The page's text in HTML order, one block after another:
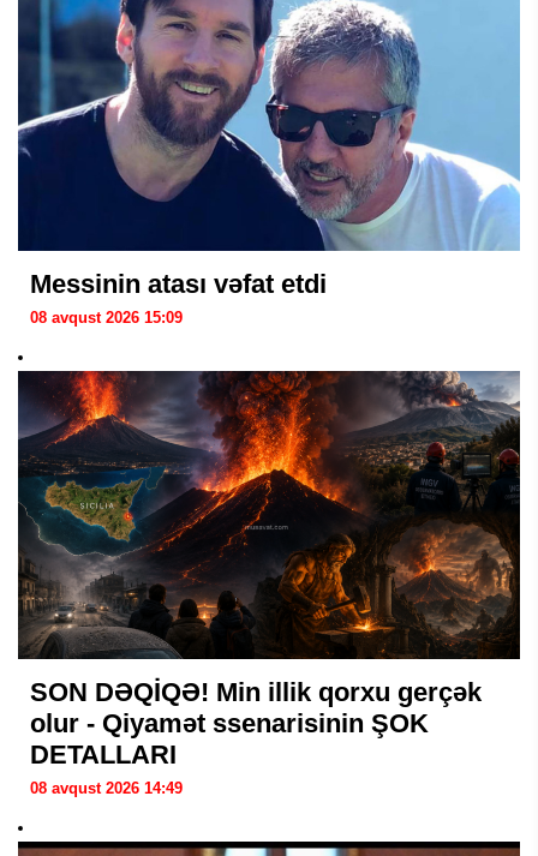
Messinin atası vəfat etdi
08 avqust 2026 15:09
SON DƏQİQƏ! Min illik qorxu gerçək
olur - Qiyamət ssenarisinin ŞOK
DETALLARI
08 avqust 2026 14:49